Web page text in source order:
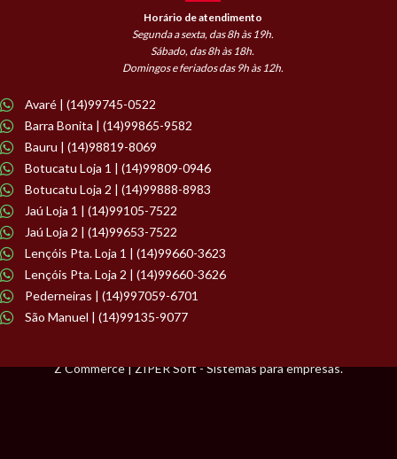
Horário de atendimento
Segunda a sexta, das 8h às 19h.
Sábado, das 8h às 18h.
Domingos e feriados das 9h às 12h.
Avaré | (14)99745-0522
Barra Bonita | (14)99865-9582
Bauru | (14)98819-8069
Botucatu Loja 1 | (14)99809-0946
Botucatu Loja 2 | (14)99888-8983
Jaú Loja 1 | (14)99105-7522
Jaú Loja 2 | (14)99653-7522
Lençóis Pta. Loja 1 | (14)99660-3623
Lençóis Pta. Loja 2 | (14)99660-3626
Pederneiras | (14)997059-6701
São Manuel | (14)99135-9077
Z Commerce | ZIPER Soft - Sistemas para empresas.